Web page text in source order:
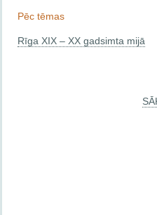
Pēc tēmas
Rīga XIX – XX gadsimta mijā